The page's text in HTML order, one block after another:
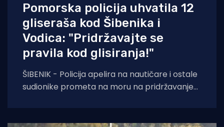
Pomorska policija uhvatila 12
gliseraša kod Šibenika i
Vodica: "Pridržavajte se
pravila kod glisiranja!"
ŠIBENIK - Policija apelira na nautičare i ostale
sudionike prometa na moru na pridržavanje